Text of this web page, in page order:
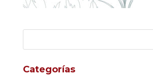
Categorías